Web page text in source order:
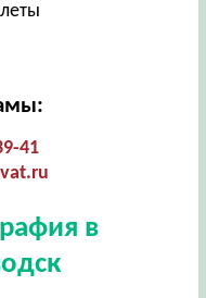
41
в